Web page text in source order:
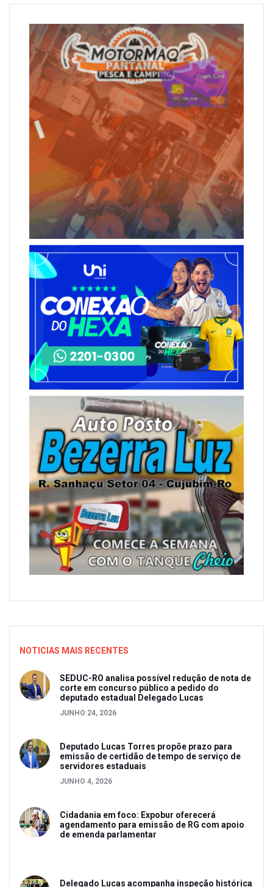
NOTICIAS MAIS RECENTES
SEDUC-RO analisa possível redução de nota de
corte em concurso público a pedido do
deputado estadual Delegado Lucas
JUNHO 24, 2026
Deputado Lucas Torres propõe prazo para
emissão de certidão de tempo de serviço de
servidores estaduais
JUNHO 4, 2026
Cidadania em foco: Expobur oferecerá
agendamento para emissão de RG com apoio
de emenda parlamentar
Delegado Lucas acompanha inspeção histórica